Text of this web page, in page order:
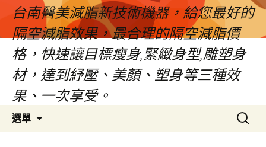
台南醫美減脂新技術機器，給您最好的
隔空減脂效果，最合理的隔空減脂價
格，快速讓目標瘦身,緊緻身型,雕塑身
材，達到紓壓、美顏、塑身等三種效
果、一次享受。
選單
搜
尋